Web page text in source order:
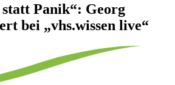
Panik“: Georg
bei „vhs.wissen live“